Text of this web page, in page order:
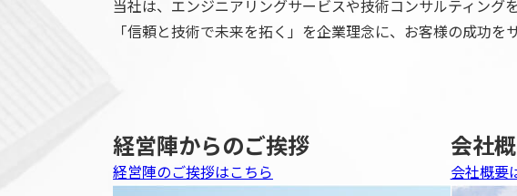
当社は、エンジニアリングサービスや技術コンサルティング
「信頼と技術で未来を拓く」を企業理念に、お客様の成功
経営陣からのご挨拶
経営陣のご挨拶はこちら
会社
会社概要